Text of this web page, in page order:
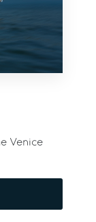
Venice